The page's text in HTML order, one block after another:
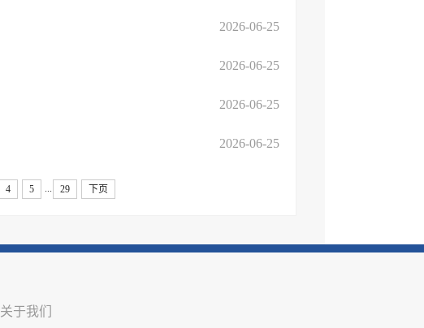
2026-06-25
2026-06-25
2026-06-25
2026-06-25
4 5 29 下页
关于我们